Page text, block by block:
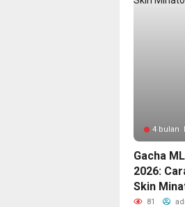
4 bulan
Gacha
2026:
Skin
81